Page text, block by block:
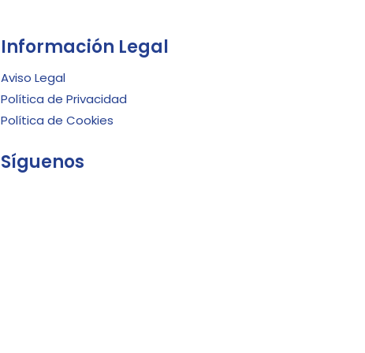
Información Legal
Aviso Legal
Política de Privacidad
Política de Cookies
Síguenos